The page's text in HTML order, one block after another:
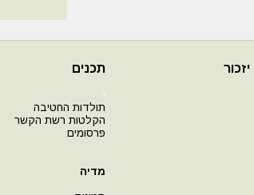
יזכור תכנים
י
תולדות החטיבה
הקלטות רשת הקשר
פרסומים
מדיה